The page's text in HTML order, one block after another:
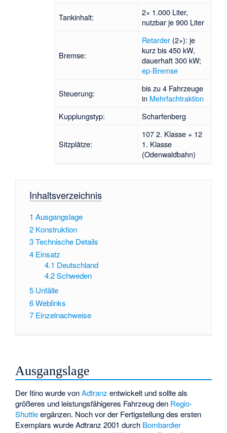
Tankinhalt:
2× 1.000 Liter,
nutzbar je 900 Liter
Bremse:
Retarder(2×): je
kurz bis 450 kW,
dauerhaft 300 kW;
ep-Bremse
Steuerung:
bis zu 4 Fahrzeuge
in Mehrfachtraktion
Kupplungstyp:
Scharfenberg
Sitzplätze:
107 2. Klasse + 12
1. Klasse
(Odenwaldbahn)
Inhaltsverzeichnis
1 Ausgangslage
2 Konstruktion
3Technische Details
4 Einsatz
4.1 Deutschland
4.2 Schweden
5 Unfälle
6Weblinks
7 Einzelnachweise
Ausgangslage
Der Itino wurde vonAdtranz entwickelt und sollte als
größeres und leistungsfähigeres Fahrzeug den Regio-
Shuttleergänzen. Noch vor der Fertigstellung des ersten
Exemplars wurde Adtranz 2001 durch Bombardier